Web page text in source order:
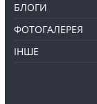
БЛОГИ
ФОТОГАЛЕРЕЯ
ІНШЕ